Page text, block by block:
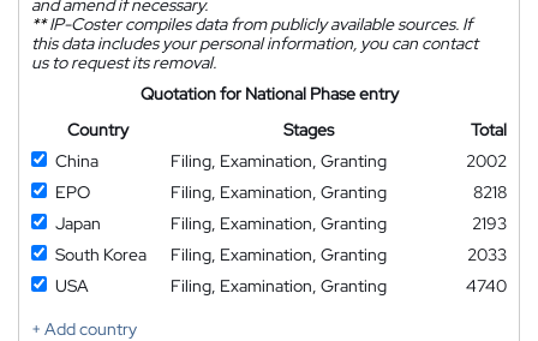
and amend if necessary.
**IP-Coster compiles data from publicly available sources. If
this data includes your personal information, you can contact
us to request its removal.
Quotation for National Phase entry
Country
Stages
Total
China
Filing, Examination, Granting
2002
EPO
Filing, Examination, Granting
8218
Japan
Filing, Examination, Granting
2193
South Korea
Filing, Examination, Granting
2033
USA
Filing, Examination, Granting
4740
+ Add country